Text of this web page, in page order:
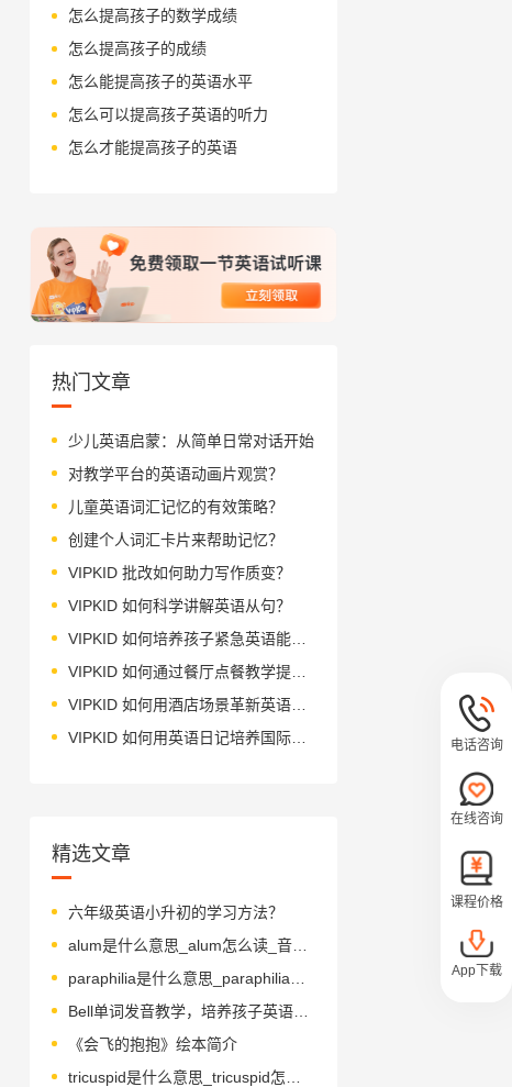
怎么提高孩子的数学成绩
怎么提高孩子的成绩
怎么能提高孩子的英语水平
怎么可以提高孩子英语的听力
怎么才能提高孩子的英语
热门文章
少儿英语启蒙：从简单日常对话开始
对教学平台的英语动画片观赏？
儿童英语词汇记忆的有效策略？
创建个人词汇卡片来帮助记忆？
VIPKID 批改如何助力写作质变？
VIPKID 如何科学讲解英语从句？
VIPKID 如何培养孩子紧急英语能力？
VIPKID 如何通过餐厅点餐教学提升少儿英语应用能力？
VIPKID 如何用酒店场景革新英语教学？
VIPKID 如何用英语日记培养国际化人才？
精选文章
六年级英语小升初的学习方法？
alum是什么意思_alum怎么读_音标ˈæləm
Bell单词发音教学，培养孩子英语语感
《会飞的抱抱》绘本简介
电话咨询
在线咨询
课程价格
App下载